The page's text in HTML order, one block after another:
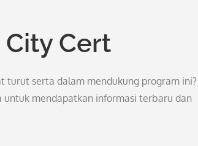
Cert
turut serta dalam mendukung program ini?
untuk mendapatkan informasi terbaru dan